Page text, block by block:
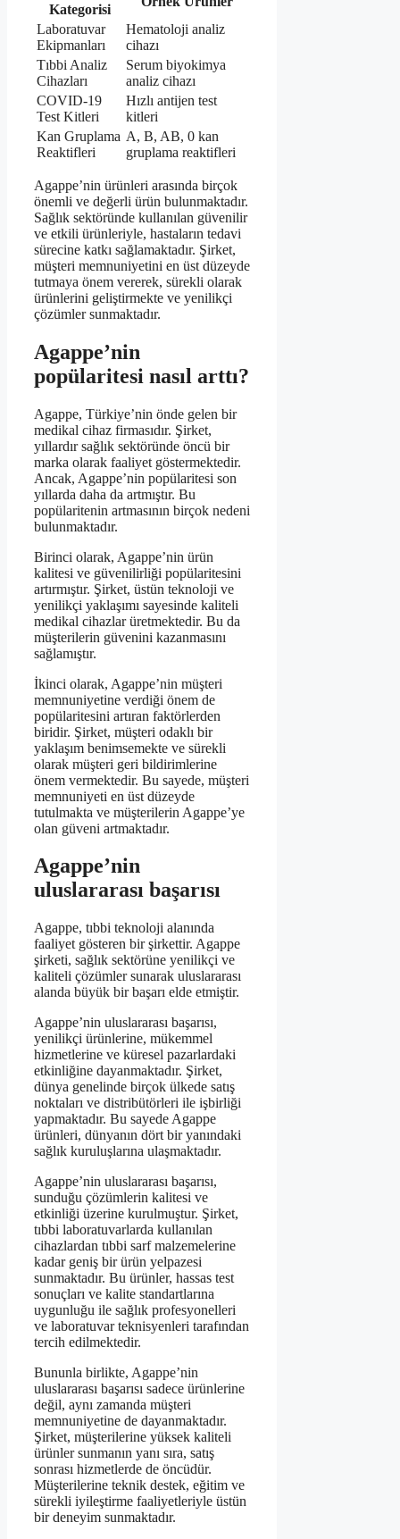
Kategorisi
Laboratuvar
Ekipmanları
Hematoloji analiz
cihazı
Tıbbi Analiz
Cihazları
Serum biyokimya
analiz cihazı
COVID-19
Test Kitleri
Hızlı antijen test
kitleri
Kan Gruplama
Reaktifleri
A, B, AB, 0 kan
gruplama reaktifleri
Agappe’nin ürünleri arasında birçok
önemli ve değerli ürün bulunmaktadır.
Sağlık sektöründe kullanılan güvenilir
ve etkili ürünleriyle, hastaların tedavi
sürecine katkı sağlamaktadır. Şirket,
müşteri memnuniyetini en üst düzeyde
tutmaya önem vererek, sürekli olarak
ürünlerini geliştirmekte ve yenilikçi
çözümler sunmaktadır.
Agappe’nin
popülaritesi nasıl arttı?
Agappe, Türkiye’nin önde gelen bir
medikal cihaz firmasıdır. Şirket,
yıllardır sağlık sektöründe öncü bir
marka olarak faaliyet göstermektedir.
Ancak, Agappe’nin popülaritesi son
yıllarda daha da artmıştır. Bu
popülaritenin artmasının birçok nedeni
bulunmaktadır.
Birinci olarak, Agappe’nin ürün
kalitesi ve güvenilirliği popülaritesini
artırmıştır. Şirket, üstün teknoloji ve
yenilikçi yaklaşımı sayesinde kaliteli
medikal cihazlar üretmektedir. Bu da
müşterilerin güvenini kazanmasını
sağlamıştır.
İkinci olarak, Agappe’nin müşteri
memnuniyetine verdiği önem de
popülaritesini artıran faktörlerden
biridir. Şirket, müşteri odaklı bir
yaklaşım benimsemekte ve sürekli
olarak müşteri geri bildirimlerine
önem vermektedir. Bu sayede, müşteri
memnuniyeti en üst düzeyde
tutulmakta ve müşterilerin Agappe’ye
olan güveni artmaktadır.
Agappe’nin
uluslararası başarısı
Agappe, tıbbi teknoloji alanında
faaliyet gösteren bir şirkettir. Agappe
şirketi, sağlık sektörüne yenilikçi ve
kaliteli çözümler sunarak uluslararası
alanda büyük bir başarı elde etmiştir.
Agappe’nin uluslararası başarısı,
yenilikçi ürünlerine, mükemmel
hizmetlerine ve küresel pazarlardaki
etkinliğine dayanmaktadır. Şirket,
dünya genelinde birçok ülkede satış
noktaları ve distribütörleri ile işbirliği
yapmaktadır. Bu sayede Agappe
ürünleri, dünyanın dört bir yanındaki
sağlık kuruluşlarına ulaşmaktadır.
Agappe’nin uluslararası başarısı,
sunduğu çözümlerin kalitesi ve
etkinliği üzerine kurulmuştur. Şirket,
tıbbi laboratuvarlarda kullanılan
cihazlardan tıbbi sarf malzemelerine
kadar geniş bir ürün yelpazesi
sunmaktadır. Bu ürünler, hassas test
sonuçları ve kalite standartlarına
uygunluğu ile sağlık profesyonelleri
ve laboratuvar teknisyenleri tarafından
tercih edilmektedir.
Bununla birlikte, Agappe’nin
uluslararası başarısı sadece ürünlerine
değil, aynı zamanda müşteri
memnuniyetine de dayanmaktadır.
Şirket, müşterilerine yüksek kaliteli
ürünler sunmanın yanı sıra, satış
sonrası hizmetlerde de öncüdür.
Müşterilerine teknik destek, eğitim ve
sürekli iyileştirme faaliyetleriyle üstün
bir deneyim sunmaktadır.